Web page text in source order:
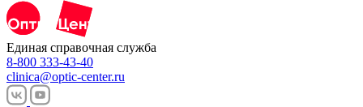
Единая справочная служба
8-800 333-43-40
clinica@optic-center.ru